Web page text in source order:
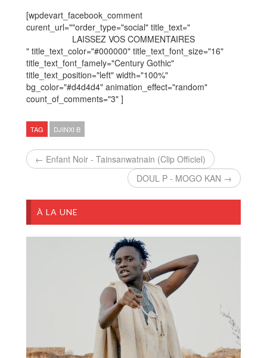
[wpdevart_facebook_comment
curent_url=""order_type="social" title_text="
LAISSEZ VOS COMMENTAIRES
" title_text_color="#000000" title_text_font_size="16"
title_text_font_famely="Century Gothic"
title_text_position="left" width="100%"
bg_color="#d4d4d4" animation_effect="random"
count_of_comments="3" ]
TAG DJINXI B
← Enfant Noir - Tainsanwatnain (Clip Officiel)
DOUL P - MOGO KAN →
À LA UNE